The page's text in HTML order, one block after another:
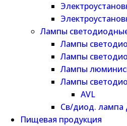
Лампы
Лампы
Лампы
Лампы
Лампы
AVL
Св/диод. лампа
Пищевая продукция